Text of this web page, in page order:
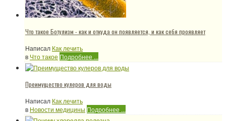
Что такое Ботулизм - как и откуда он появляется, и как себя проявляет
Написал Как лечить
в Что такое Подробнее ...
Преимущество кулеров для воды
Написал Как лечить
в Новости медицины Подробнее ...